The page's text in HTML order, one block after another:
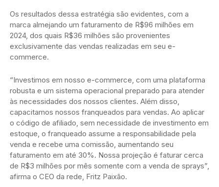
Os resultados dessa estratégia são evidentes, com a
marca almejando um faturamento de R$96 milhões em
2024, dos quais R$36 milhões são provenientes
exclusivamente das vendas realizadas em seu e-
commerce.
“Investimos em nosso e-commerce, com uma plataforma
robusta e um sistema operacional preparado para atender
às necessidades dos nossos clientes. Além disso,
capacitamos nossos franqueados para vendas. Ao aplicar
o código de afiliado, sem necessidade de investimento em
estoque, o franqueado assume a responsabilidade pela
venda e recebe uma comissão, aumentando seu
faturamento em até 30%. Nossa projeção é faturar cerca
de R$3 milhões por mês somente com a venda de sprays”,
afirma o CEO da rede, Fritz Paixão.